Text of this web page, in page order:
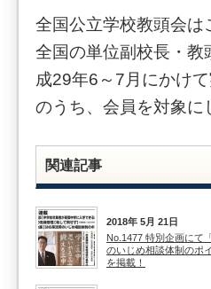
全国公立学校教頭会
全国の単位副校長・教
成29年6～7月にかけ
のうち、会員を対象に
関連記事
2018年 5月 21日
No.1477 特別企画にて
のいじめ相談体制のポ
を掲載！